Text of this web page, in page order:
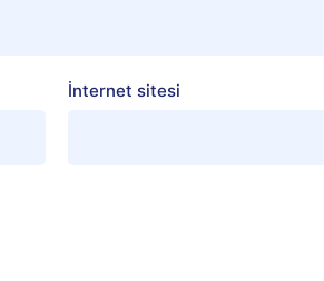
İnternet sitesi